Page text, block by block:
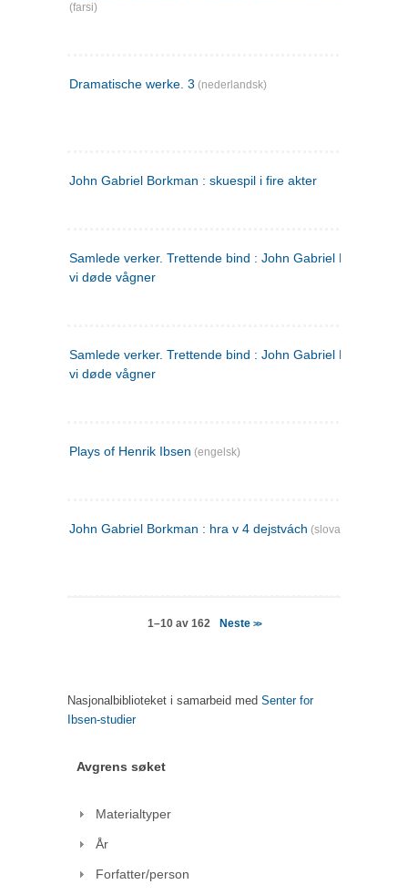
(farsi)
Dramatische werke. 3 (nederlandsk)
John Gabriel Borkman : skuespil i fire akter
Samlede verker. Trettende bind : John Gabriel Borkman ;
vi døde vågner
Samlede verker. Trettende bind : John Gabriel Borkman ;
vi døde vågner
Plays of Henrik Ibsen (engelsk)
John Gabriel Borkman : hra v 4 dejstvách (slovakisk)
1–10 av 162 Neste >>
Nasjonalbiblioteket i samarbeid med Senter for
Ibsen-studier
Avgrens søket
Materialtyper
År
Forfatter/person